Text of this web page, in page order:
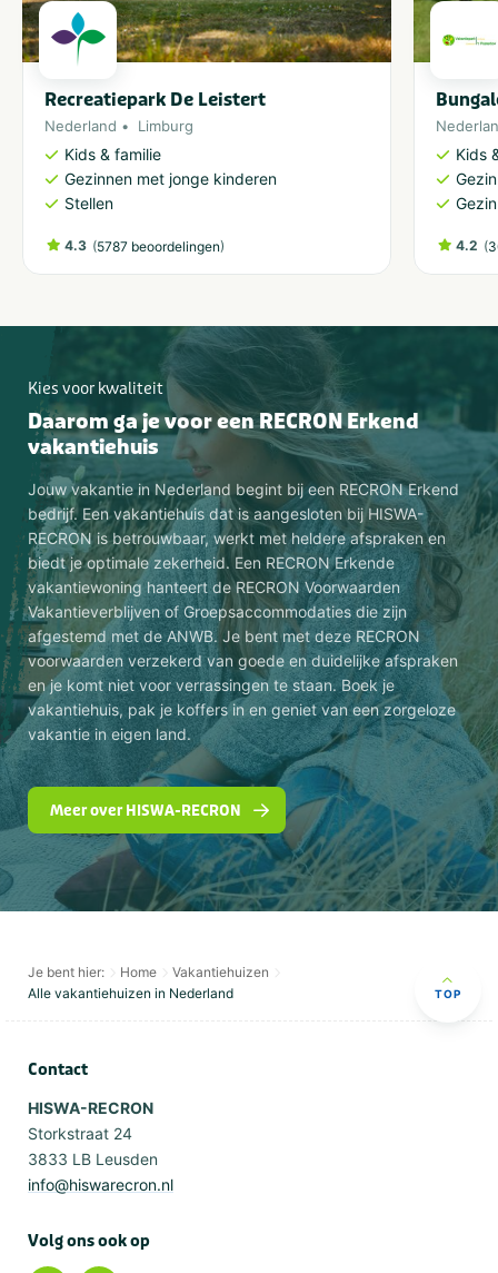
Recreatiepark De Leistert
Nederland Limburg
Kids & familie
Gezinnen met jonge kinderen
Stellen
4.3 (5787 beoordelingen)
Kids
4.2 (
Kies voor kwaliteit
Daarom ga je voor een RECRON Erkend
vakantiehuis
Jouw vakantie in Nederland begint bij een RECRON Erkend
bedrijf. Een vakantiehuis dat is aangesloten bij HISWA-
RECRON is betrouwbaar, werkt met heldere afspraken en
biedt je optimale zekerheid. Een RECRON Erkende
vakantiewoning hanteert de RECRON Voorwaarden
Vakantieverblijven of Groepsaccommodaties die zijn
afgestemd met de ANWB. Je bent met deze RECRON
voorwaarden verzekerd van goede en duidelijke afspraken
en je komt niet voor verrassingen te staan. Boek je
vakantiehuis, pak je koffers in en geniet van een zorgeloze
vakantie in eigen land.
Meer over HISWA-RECRON
Je bent hier: Home
Vakantiehuizen
Alle vakantiehuizen in Nederland
TOP
Contact
HISWA-RECRON
Storkstraat 24
3833 LB Leusden
info@hiswarecron.nl
Volg ons ook op